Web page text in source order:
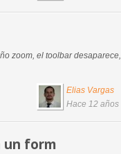
zoom, el toolbar desaparece,
Elias Vargas
Hace 12 años
un form